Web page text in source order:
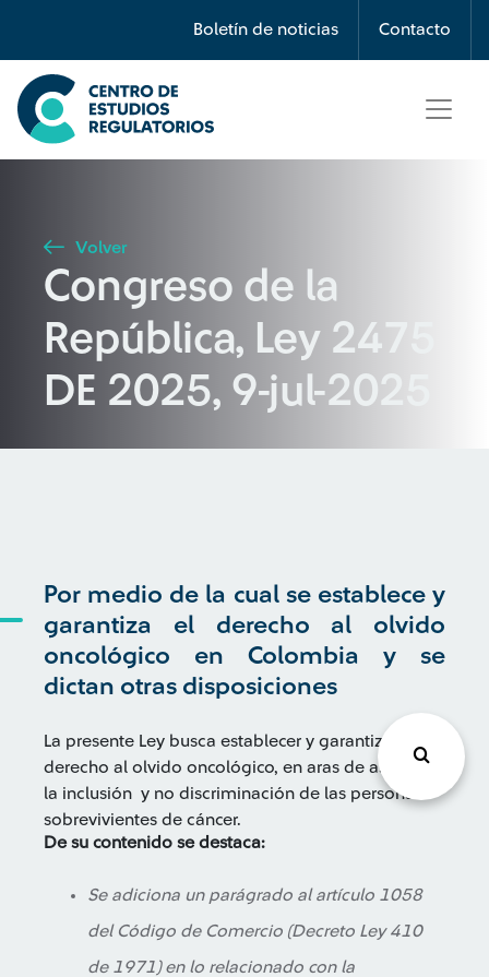
Boletín de noticias Contacto
Búsqueda
Seleccione país
Buscar
Volver
Congreso de la
República, Ley 2475
DE 2025, 9-jul-2025
Por medio de la cual se establece y
garantiza el derecho al olvido
oncológico en Colombia y se
dictan otras disposiciones
La presente Ley busca establecer y garantizar el
derecho al olvido oncológico, en aras de asegurar
la inclusión y no discriminación de las personas
sobrevivientes de cáncer.
De su contenido se destaca:
Se adiciona un parágrado al artículo 1058
del Código de Comercio (Decreto Ley 410
de 1971) en lo relacionado con la